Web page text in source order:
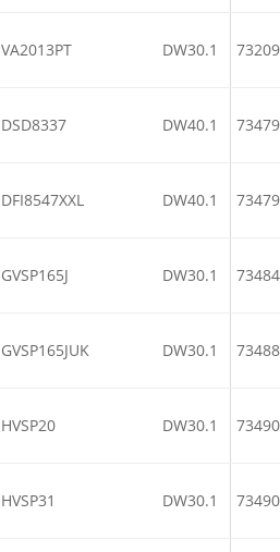
VA2013PT DW30.1
DSD8337 DW40.1
DFI8547XXL DW40.1
GVSP165J DW30.1
GVSP165JUK DW30.1
HVSP20 DW30.1
HVSP31 DW30.1